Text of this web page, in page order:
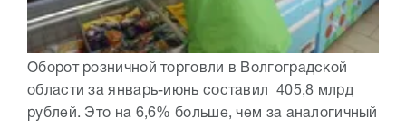
Оборот розничной торговли в Волгоградской
области за январь-июнь составил 405,8 млрд
рублей. Это на 6,6% больше, чем за аналогичный